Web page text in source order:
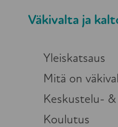
Väkivalta ja
Yleiskatsaus
Mitä on
Keskustelu-
Koulutus